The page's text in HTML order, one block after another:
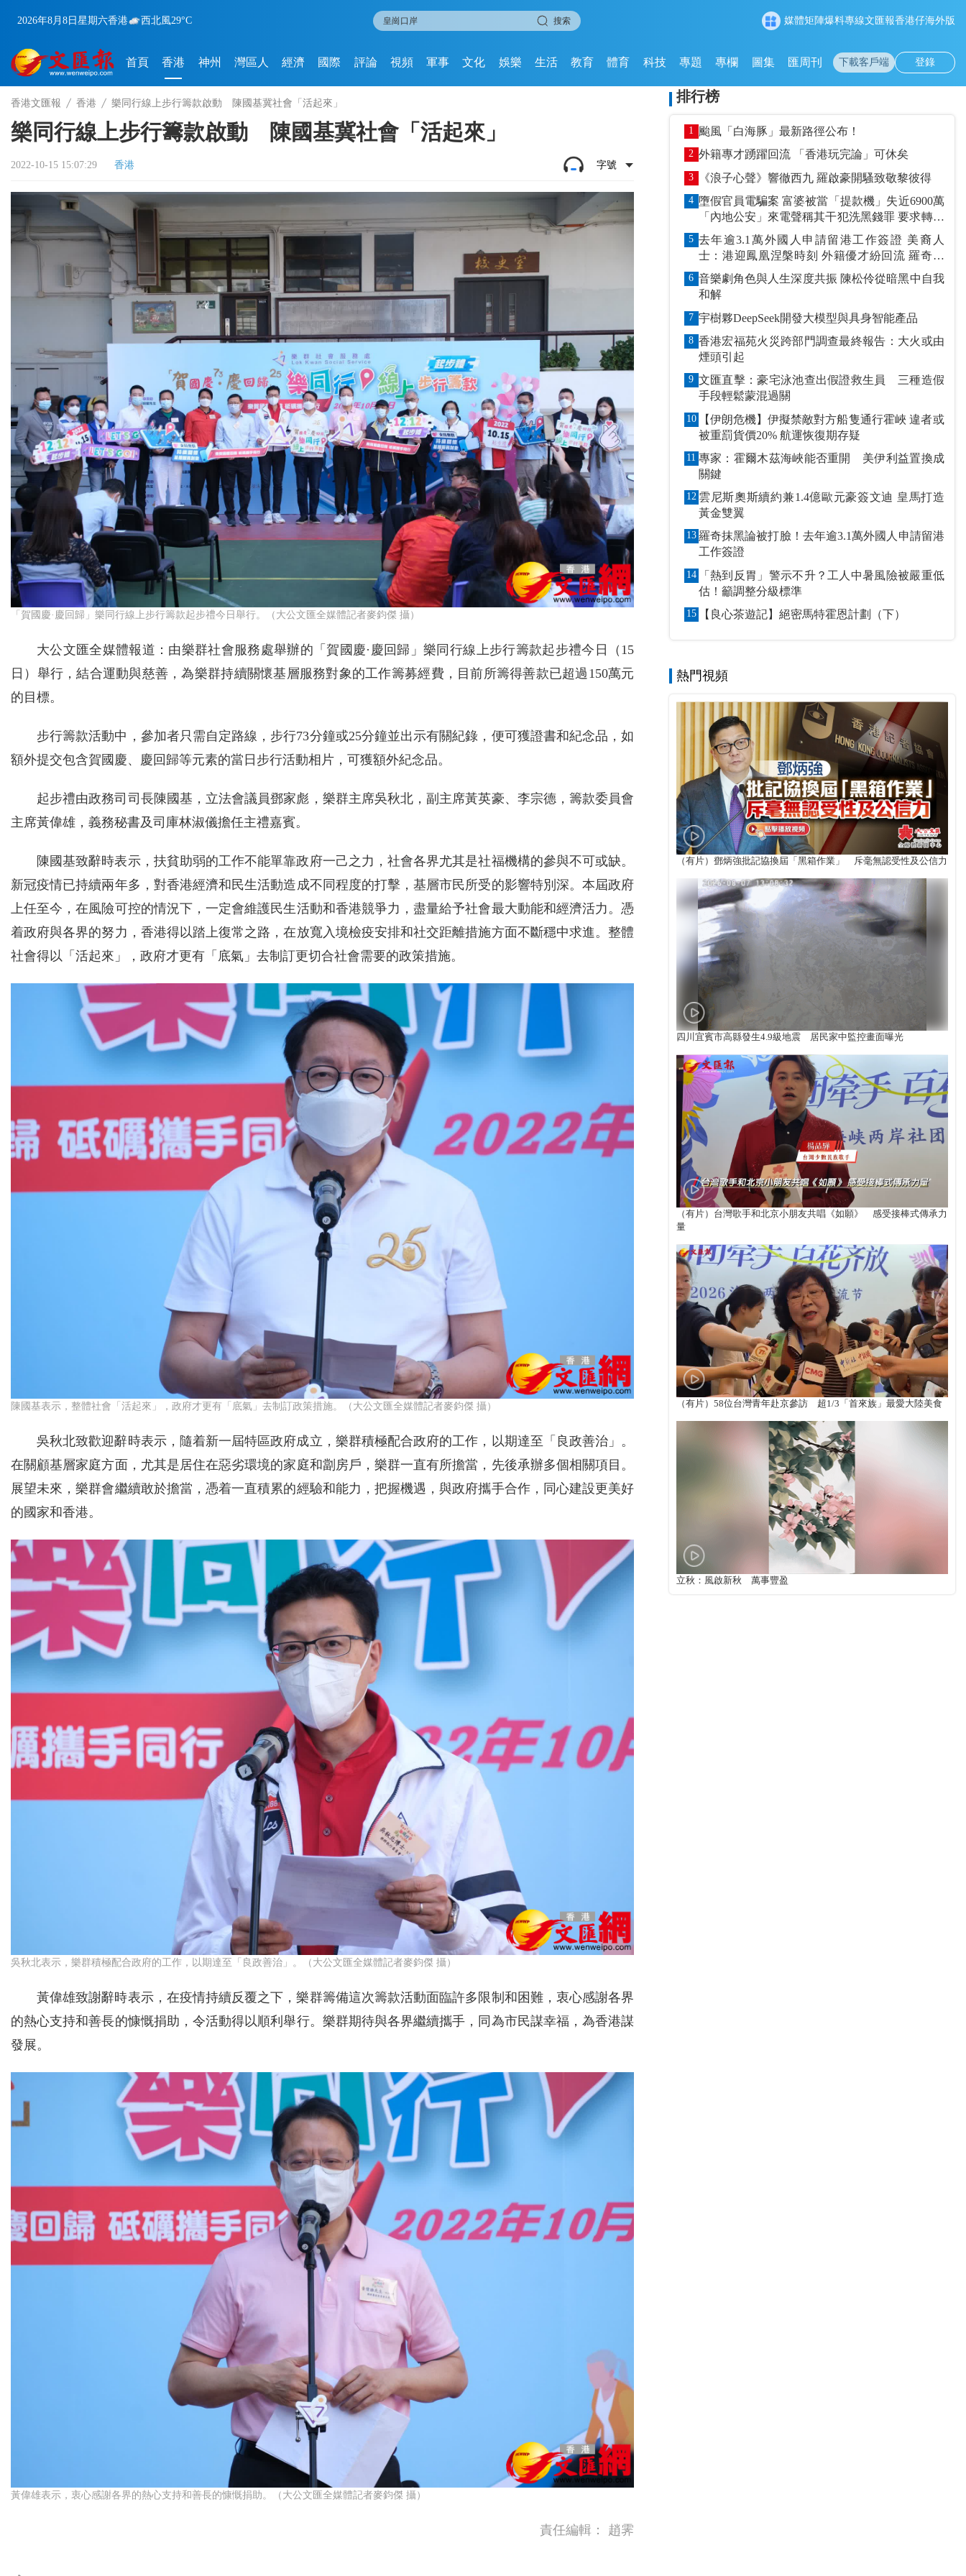
2026年8月8日 星期六香港 西北風29°C 搜索 媒體矩陣爆料專線文匯報香港仔海外版
首頁 香港 神州 灣區人 經濟 國際 評論 視頻 軍事 文化 娛樂 生活 教育 體育 科技 專題 專欄 圖集 匯周刊 下載客戶端 登錄
香港文匯報 香港 樂同行線上步行籌款啟動 陳國基冀社會「活起來」
樂同行線上步行籌款啟動 陳國基冀社會「活起來」
2022-10-15 15:07:29 香港 字號
「賀國慶·慶回歸」樂同行線上步行籌款起步禮今日舉行。（大公文匯全媒體記者麥鈞傑 攝）
大公文匯全媒體報道：由樂群社會服務處舉辦的「賀國慶·慶回歸」樂同行線上步行籌款起步禮今日（15
日）舉行，結合運動與慈善，為樂群持續關懷基層服務對象的工作籌募經費，目前所籌得善款已超過150萬元
的目標。
步行籌款活動中，參加者只需自定路線，步行73分鐘或25分鐘並出示有關紀錄，便可獲證書和紀念品，如
額外提交包含賀國慶、慶回歸等元素的當日步行活動相片，可獲額外紀念品。
起步禮由政務司司長陳國基，立法會議員鄧家彪，樂群主席吳秋北，副主席黃英豪、李宗德，籌款委員會
主席黃偉雄，義務秘書及司庫林淑儀擔任主禮嘉賓。
陳國基致辭時表示，扶貧助弱的工作不能單靠政府一己之力，社會各界尤其是社福機構的參與不可或缺。
新冠疫情已持續兩年多，對香港經濟和民生活動造成不同程度的打擊，基層市民所受的影響特別深。本屆政府
上任至今，在風險可控的情況下，一定會維護民生活動和香港競爭力，盡量給予社會最大動能和經濟活力。憑
着政府與各界的努力，香港得以踏上復常之路，在放寬入境檢疫安排和社交距離措施方面不斷穩中求進。整體
社會得以「活起來」，政府才更有「底氣」去制訂更切合社會需要的政策措施。
陳國基表示，整體社會「活起來」，政府才更有「底氣」去制訂政策措施。（大公文匯全媒體記者麥鈞傑 攝）
吳秋北致歡迎辭時表示，隨着新一屆特區政府成立，樂群積極配合政府的工作，以期達至「良政善治」。
在關顧基層家庭方面，尤其是居住在惡劣環境的家庭和劏房戶，樂群一直有所擔當，先後承辦多個相關項目。
展望未來，樂群會繼續敢於擔當，憑着一直積累的經驗和能力，把握機遇，與政府攜手合作，同心建設更美好
的國家和香港。
吳秋北表示，樂群積極配合政府的工作，以期達至「良政善治」。（大公文匯全媒體記者麥鈞傑 攝）
黃偉雄致謝辭時表示，在疫情持續反覆之下，樂群籌備這次籌款活動面臨許多限制和困難，衷心感謝各界
的熱心支持和善長的慷慨捐助，令活動得以順利舉行。樂群期待與各界繼續攜手，同為市民謀幸福，為香港謀
發展。
黃偉雄表示，衷心感謝各界的熱心支持和善長的慷慨捐助。（大公文匯全媒體記者麥鈞傑 攝）
責任編輯： 趙霁
排行榜
1 颱風「白海豚」最新路徑公布！
2 外籍專才踴躍回流 「香港玩完論」可休矣
3 《浪子心聲》響徹西九 羅啟豪開騷致敬黎彼得
4 墮假官員電騙案 富婆被當「提款機」失近6900萬
「內地公安」來電聲稱其干犯洗黑錢罪 要求轉賬
到指定戶口作「保證金」
5 去年逾3.1萬外國人申請留港工作簽證 美裔人
士：港迎鳳凰涅槃時刻 外籍優才紛回流 羅奇抹
黑論被打臉
6 音樂劇角色與人生深度共振 陳松伶從暗黑中自我
和解
7 宇樹夥DeepSeek開發大模型與具身智能產品
8 香港宏福苑火災跨部門調查最終報告：大火或由
煙頭引起
9 文匯直擊：豪宅泳池查出假證救生員 三種造假
手段輕鬆蒙混過關
10
【伊朗危機】伊擬禁敵對方船隻通行霍峽 違者或
被重罰貨價20% 航運恢復期存疑
11 專家：霍爾木茲海峽能否重開 美伊利益置換成
關鍵
12 雲尼斯奧斯續約兼1.4億歐元豪簽文迪 皇馬打造
黃金雙翼
13 羅奇抹黑論被打臉！去年逾3.1萬外國人申請留港
工作簽證
14
「熱到反胃」警示不升？工人中暑風險被嚴重低
估！籲調整分級標準
15 【良心茶遊記】絕密馬特霍恩計劃（下）
熱門視頻
（有片）鄧炳強批記協換屆「黑箱作業」 斥毫無認受性及公信力
四川宜賓市高縣發生4.9級地震 居民家中監控畫面曝光
（有片）台灣歌手和北京小朋友共唱《如願》 感受接棒式傳承力
量
（有片）58位台灣青年赴京參訪 超1/3「首來族」最愛大陸美食
立秋：風啟新秋 萬事豐盈